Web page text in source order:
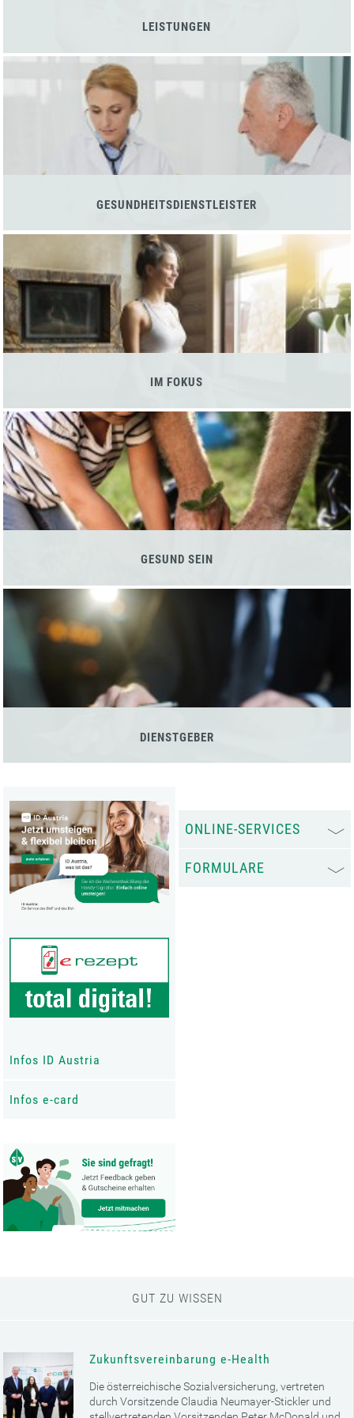
LEISTUNGEN
GESUNDHEITSDIENSTLEISTER
IM FOKUS
GESUND SEIN
DIENSTGEBER
Infos ID Austria
Infos e-card
ONLINE-SERVICES
FORMULARE
GUT ZU WISSEN
Zukunftsvereinbarung e-Health
Die österreichische Sozialversicherung, vertreten
durch Vorsitzende Claudia Neumayer-Stickler und